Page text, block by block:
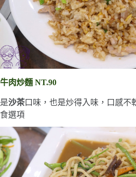
牛肉炒麵 NT.90
是沙茶口味，也是炒得入味，口感不
食選項